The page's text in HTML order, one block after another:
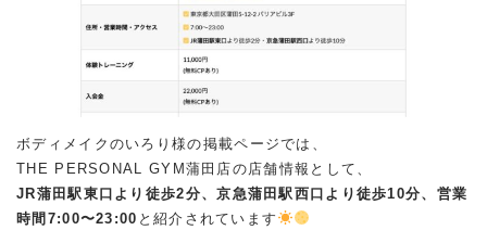
ボディメイクのいろり様の掲載ページでは、
THE PERSONAL GYM蒲田店の店舗情報として、
JR蒲田駅東口より徒歩2分、京急蒲田駅西口より徒歩10分、営業
時間7:00〜23:00 と紹介されています